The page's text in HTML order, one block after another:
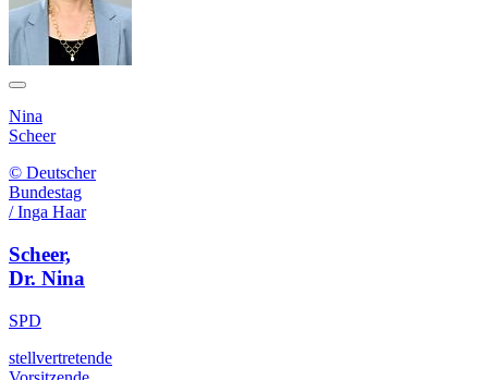
Nina
Scheer
© Deutscher
Bundestag
/ Inga Haar
Scheer,
Dr. Nina
SPD
stellvertretende